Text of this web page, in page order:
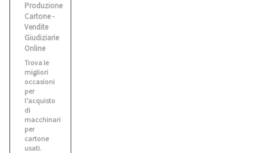
Produzione
Cartone -
Vendite
Giudiziarie
Online
Trova le
migliori
occasioni
per
l’acquisto
di
macchinari
per
cartone
usati.